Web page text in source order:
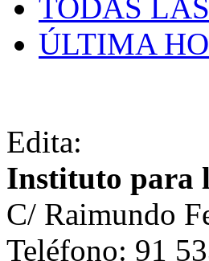
TODAS
ÚLTIMA
Edita:
Instituto para
C/ Raimundo
Teléfono: 91